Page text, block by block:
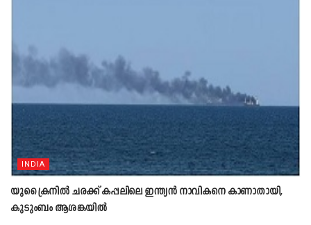
INDIA
യുക്രൈനിൽ ചരക്ക് കപ്പലിലെ ഇന്ത്യൻ നാവികനെ കാണാതായി,
കുടുംബം ആശങ്കയിൽ